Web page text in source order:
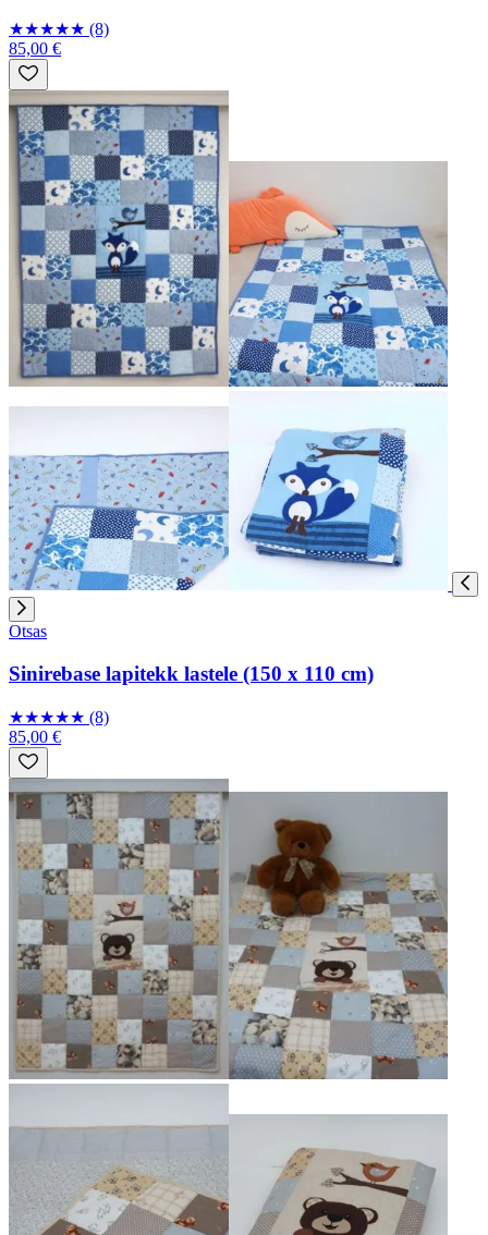
★★★★★ (8)
85,00 €
Otsas
Sinirebase lapitekk lastele (150 x 110 cm)
★★★★★ (8)
85,00 €